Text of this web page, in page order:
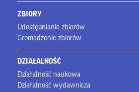
ZBIORY
Udostępnianie zbiorów
Gromadzenie zbiorów
DZIAŁALNOŚĆ
Działalność naukowa
Działalność wydawnicza